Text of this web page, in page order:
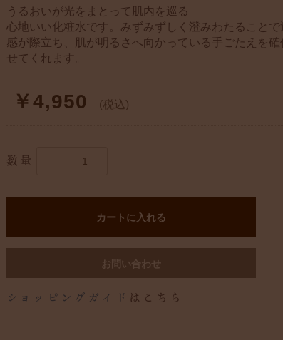
うるおいが光をまとって肌内を巡る
心地いい化粧水です。みずみずしく澄みわたることで
感が際立ち、肌が明るさへ向かっている手ごたえを確
せてくれます。
￥4,950 (税込)
数量
カートに入れる
お問い合わせ
ショッピングガイド はこちら